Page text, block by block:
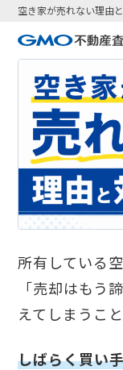
空き家が売れない理由
所有している
「売却はもう
えてしまうこ
しばらく買い